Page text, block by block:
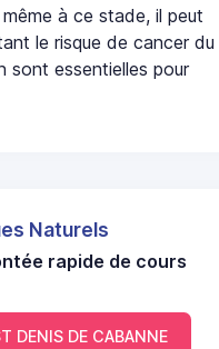
à ce stade, il peut
le risque de cancer du
sont essentielles pour
Naturels
rapide de cours
DENIS DE CABANNE